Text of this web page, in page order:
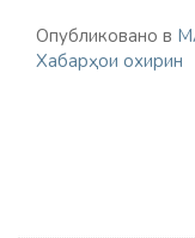
Опубликовано в
Хабарҳои охирин